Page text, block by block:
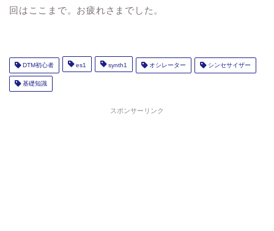
回はここまで。お疲れさまでした。
DTM初心者 es1 synth1 オシレーター シンセサイザー
基礎知識
スポンサーリンク